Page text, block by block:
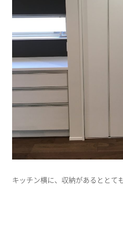
キッチン横に、収納があるととて